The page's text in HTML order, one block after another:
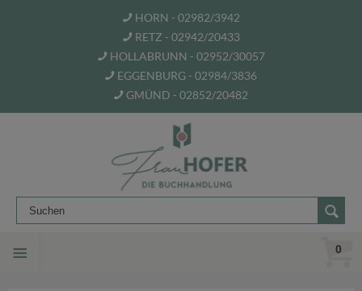
HORN - 02982/3942
RETZ - 02942/20433
HOLLABRUNN - 02952/30057
EGGENBURG - 02984/3836
GMÜND - 02852/20482
0